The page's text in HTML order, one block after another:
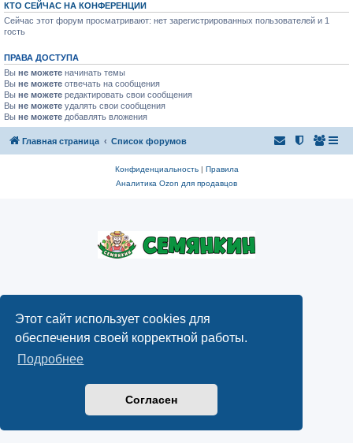
Этот сайт использует cookies для
обеспечения своей корректной работы.
Подробнее
Согласен
КТО СЕЙЧАС НА КОНФЕРЕНЦИИ
Сейчас этот форум просматривают: нет зарегистрированных пользователей и 1
гость
ПРАВА ДОСТУПА
Вы не можете начинать темы
Вы не можете отвечать на сообщения
Вы не можете редактировать свои сообщения
Вы не можете удалять свои сообщения
Вы не можете добавлять вложения
Главная страница Список форумов
Конфиденциальность| Правила
Аналитика Ozon для продавцов